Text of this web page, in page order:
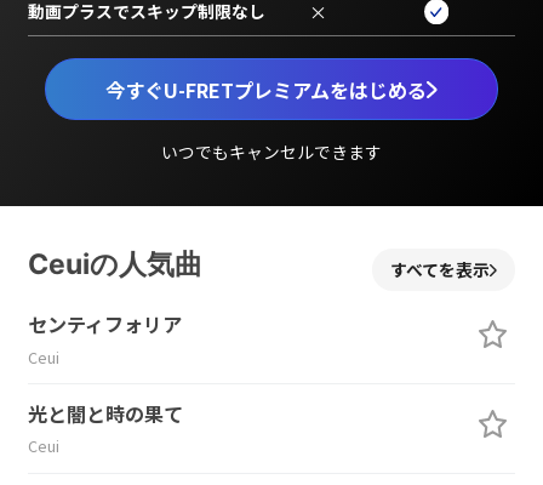
今すぐU-FRETプレミアムをはじめる
いつでもキャンセルできます
動画プラスでスキップ制限なし ×
Ceuiの人気曲 すべてを表示
センティフォリア
Ceui
光と闇と時の果て
Ceui